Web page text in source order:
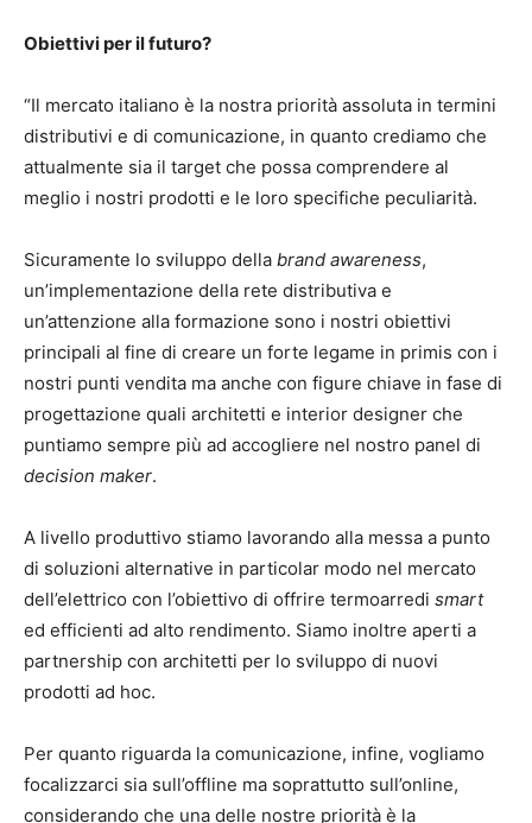
Obiettivi per il futuro?
“Il mercato italiano è la nostra priorità assoluta in termini
distributivi e di comunicazione, in quanto crediamo che
attualmente sia il target che possa comprendere al
meglio i nostri prodotti e le loro specifiche peculiarità.
Sicuramente lo sviluppo della brand awareness,
un’implementazione della rete distributiva e
un’attenzione alla formazione sono i nostri obiettivi
principali al fine di creare un forte legame in primis con i
nostri punti vendita ma anche con figure chiave in fase di
progettazione quali architetti e interior designer che
puntiamo sempre più ad accogliere nel nostro panel di
decision maker.
A livello produttivo stiamo lavorando alla messa a punto
di soluzioni alternative in particolar modo nel mercato
dell’elettrico con l’obiettivo di offrire termoarredi smart
ed efficienti ad alto rendimento. Siamo inoltre aperti a
partnership con architetti per lo sviluppo di nuovi
prodotti ad hoc.
Per quanto riguarda la comunicazione, infine, vogliamo
focalizzarci sia sull’offline ma soprattutto sull’online,
considerando che una delle nostre priorità è la